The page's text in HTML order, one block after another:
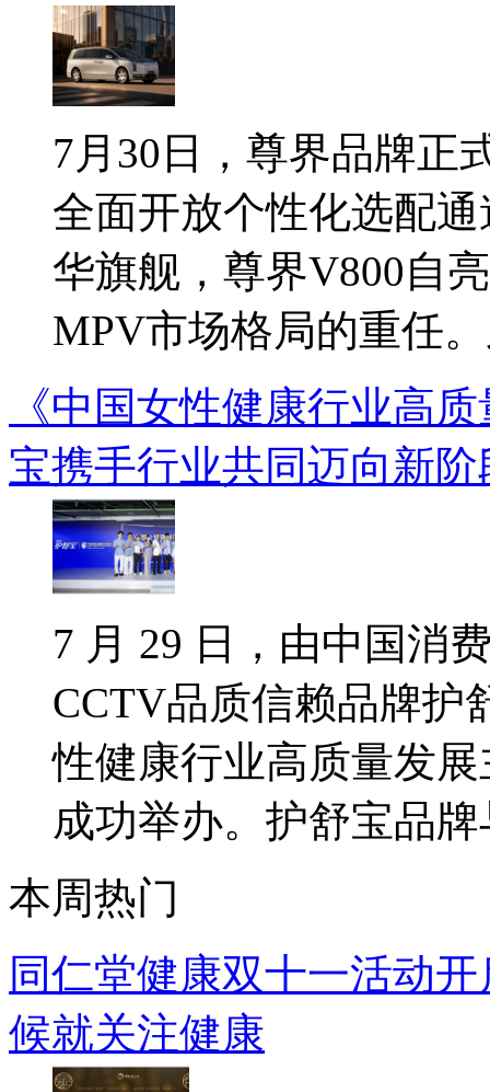
7月30日，尊界品牌正
全面开放个性化选配
华旗舰，尊界V800自
MPV市场格局的重任
《中国女性健康行业高
宝携手行业共同迈向新阶
7 月 29 日，由中国消
CCTV品质信赖品牌护
性健康行业高质量发
成功举办。护舒宝品牌
本周热门
同仁堂健康双十一活动
候就关注健康